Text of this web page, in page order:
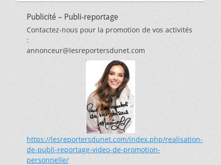
Publicité – Publi-reportage
Contactez-nous pour la promotion de vos activités
:
annonceur@lesreportersdunet.com
https://lesreportersdunet.com/index.php/realisation-
de-publi-reportage-video-de-promotion-
personnelle/